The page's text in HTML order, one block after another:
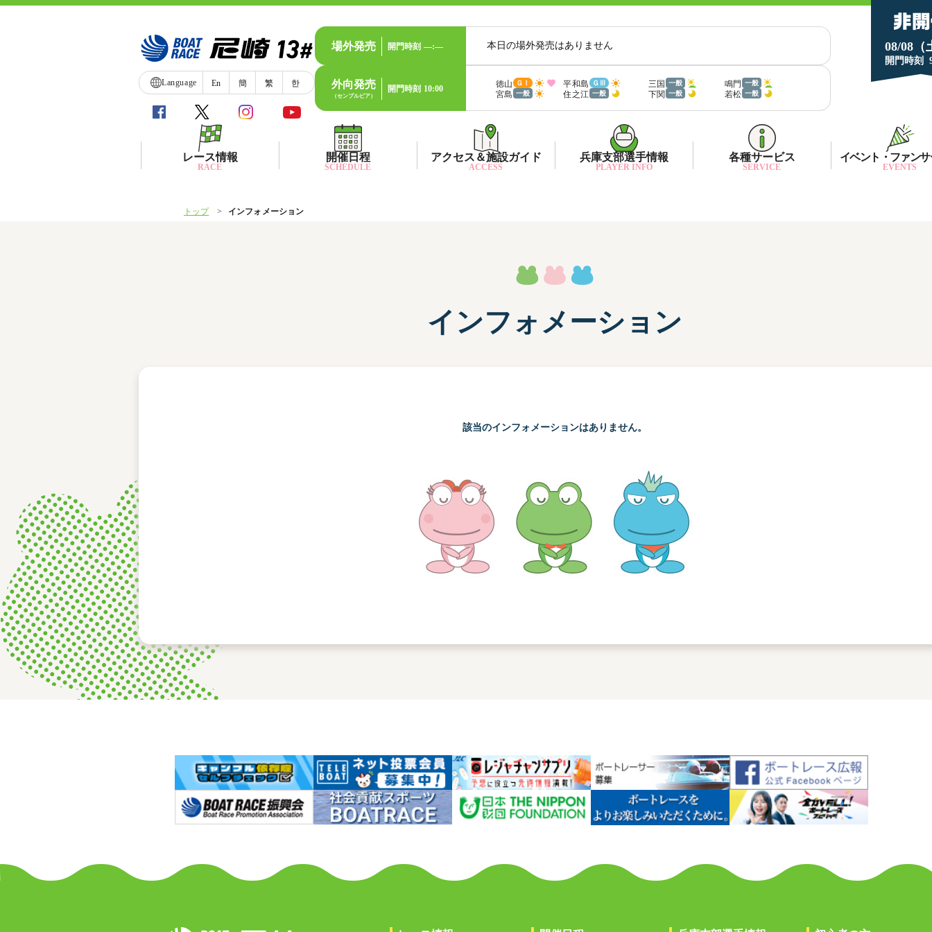
08/08（
開門時刻
Language En 簡 繁 한
場外発売 開門時刻 —:— 本日の場外発売はありません
外向発売
（センプルピア）
開門時刻 10:00 徳山 ＧⅠ 平和島 ＧⅢ 三国 一般 鳴門 一般
宮島 一般 住之江 一般 下関 一般 若松 一般
レース情報
RACE
モーター抽選結果・
前検タイムランキング
選手検索
開催日程
SCHEDULE
アクセス＆施設ガイド
ACCESS
ファン送迎バス時刻表
施設案内
兵庫支部選手情報
PLAYER INFO
兵庫支部選手優勝実績
兵庫支部選手プロフィール一覧
各種サービス
SERVICE
イベント・ファン
EVENTS
トップ インフォメーション
インフォメーション
該当のインフォメーションはありません。